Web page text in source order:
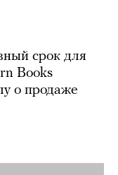
срок для
Books
о продаже